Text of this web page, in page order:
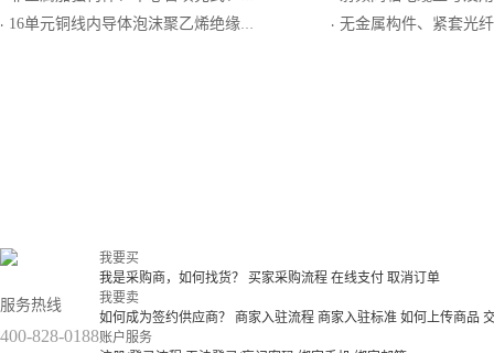
· 16单元铜线内导体泡沫聚乙烯绝缘单层编织屏蔽外导体聚氯乙烯护套集束局用同轴电缆 · 无金属构件、紧套光纤、低烟无卤护套
服务热线
400-828-0188
我要买
我是采购商，如何找货？
买家采购流程 在线支付 取消订单
我要卖
如何成为签约供应商？
商家入驻流程 商家入驻标准 如何上传商品
账户服务